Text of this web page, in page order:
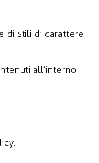
di stili di carattere
all’interno
.